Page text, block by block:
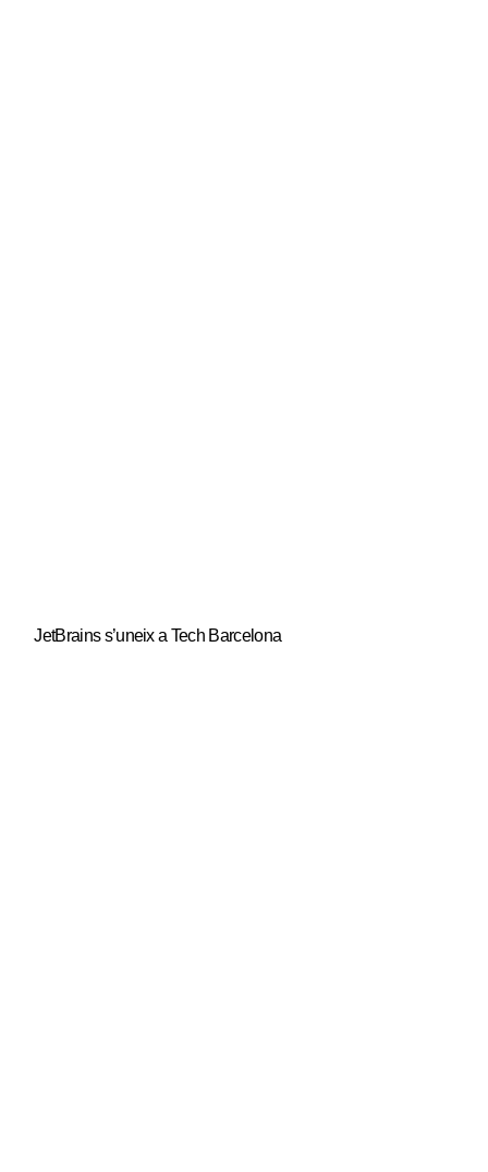
JetBrains s’uneix a Tech Barcelona